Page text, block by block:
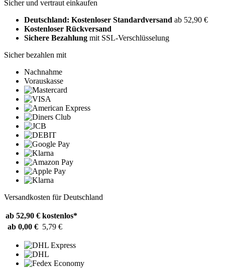
Sicher und vertraut einkaufen
Deutschland: Kostenloser Standardversand ab 52,90 €
Kostenloser Rückversand
Sichere Bezahlung mit SSL-Verschlüsselung
Sicher bezahlen mit
Nachnahme
Vorauskasse
Versandkosten für Deutschland
ab 52,90 € kostenlos*
ab 0,00 € 5,79 €